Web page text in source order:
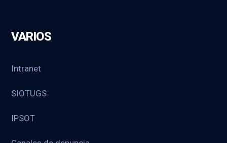
VARIOS
Intranet
SIOTUGS
IPSOT